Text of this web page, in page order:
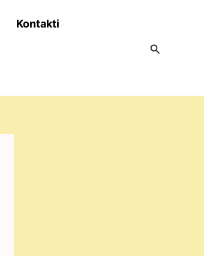
Kontakti
Search